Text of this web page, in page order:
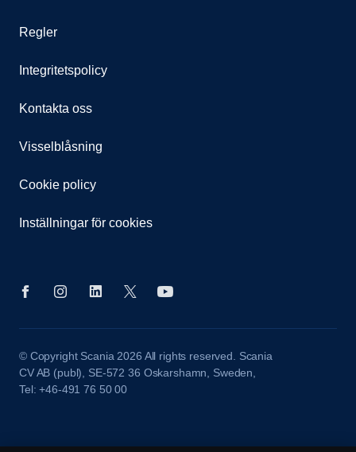
Regler
Integritetspolicy
Kontakta oss
Visselblåsning
Cookie policy
Inställningar för cookies
© Copyright Scania 2026 All rights reserved. Scania
CV AB (publ), SE-572 36 Oskarshamn, Sweden,
Tel: +46-491 76 50 00